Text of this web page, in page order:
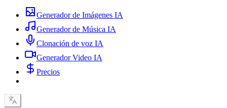
Generador de Imágenes IA
Generador de Música IA
Clonación de voz IA
Generador Video IA
Precios